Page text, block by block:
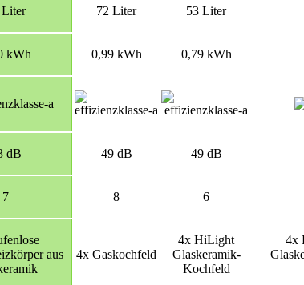
Liter 72 Liter 53 Liter
kWh 0,99 kWh 0,79 kWh
dB 49 dB 49 dB
7 8 6
aus
4x Gaskochfeld
4x HiLight
Glaskeramik-
Kochfeld
4x